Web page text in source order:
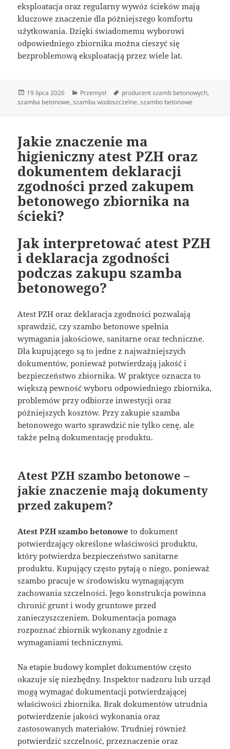
eksploatacja oraz regularny wywóz ścieków mają
kluczowe znaczenie dla późniejszego komfortu
użytkowania. Dzięki świadomemu wyborowi
odpowiedniego zbiornika można cieszyć się
bezproblemową eksploatacją przez wiele lat.
Data
publikacji
19 lipca 2026 Kategorie
Przemysł Tagi
producent szamb betonowych,
szamba betonowe,szamba wodoszczelne,szambo betonowe
Jakie znaczenie ma
higieniczny atest PZH oraz
dokumentem deklaracji
zgodności przed zakupem
betonowego zbiornika na
ścieki?
Jak interpretować atest PZH
i deklaracja zgodności
podczas zakupu szamba
betonowego?
Atest PZH oraz deklaracja zgodności pozwalają
sprawdzić, czy szambo betonowe spełnia
wymagania jakościowe, sanitarne oraz techniczne.
Dla kupującego są to jedne z najważniejszych
dokumentów, ponieważ potwierdzają jakość i
bezpieczeństwo zbiornika. W praktyce oznacza to
większą pewność wyboru odpowiedniego zbiornika,
problemów przy odbiorze inwestycji oraz
późniejszych kosztów. Przy zakupie szamba
betonowego warto sprawdzić nie tylko cenę, ale
także pełną dokumentację produktu.
Atest PZH szambo betonowe –
jakie znaczenie mają dokumenty
przed zakupem?
Atest PZH szambo betonowe to dokument
potwierdzający określone właściwości produktu,
który potwierdza bezpieczeństwo sanitarne
produktu. Kupujący często pytają o niego, ponieważ
szambo pracuje w środowisku wymagającym
zachowania szczelności. Jego konstrukcja powinna
chronić grunt i wody gruntowe przed
zanieczyszczeniem. Dokumentacja pomaga
rozpoznać zbiornik wykonany zgodnie z
wymaganiami technicznymi.
Na etapie budowy komplet dokumentów często
okazuje się niezbędny. Inspektor nadzoru lub urząd
mogą wymagać dokumentacji potwierdzającej
właściwości zbiornika. Brak dokumentów utrudnia
potwierdzenie jakości wykonania oraz
zastosowanych materiałów. Trudniej również
potwierdzić szczelność, przeznaczenie oraz